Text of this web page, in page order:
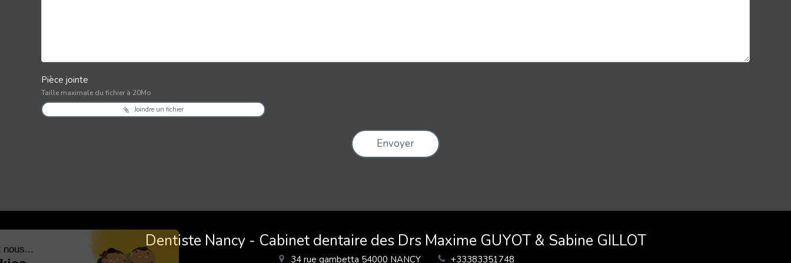
Pièce jointe
Taille maximale du fichier à 20Mo
Joindre un fichier
Envoyer
Dentiste Nancy - Cabinet dentaire des Drs Maxime GUYOT & Sabine GILLOT
34 rue gambetta 54000 NANCY +33383351748